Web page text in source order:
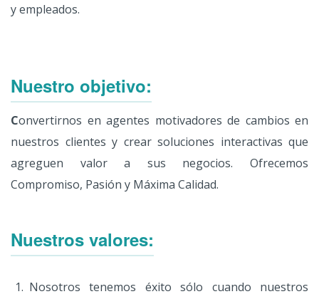
y empleados.
Nuestro objetivo:
Convertirnos en agentes motivadores de cambios en
nuestros clientes y crear soluciones interactivas que
agreguen valor a sus negocios. Ofrecemos
Compromiso, Pasión y Máxima Calidad.
Nuestros valores:
Nosotros tenemos éxito sólo cuando nuestros